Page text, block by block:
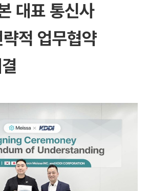
대표 통신사
적 업무협약